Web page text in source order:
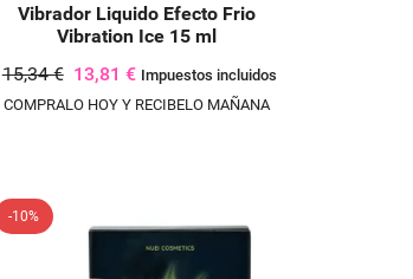
Vibrador Liquido Efecto Frio
Vibration Ice 15 ml
15,34 € 13,81 € Impuestos incluidos
COMPRALO HOY Y RECIBELO MAÑANA
-10%